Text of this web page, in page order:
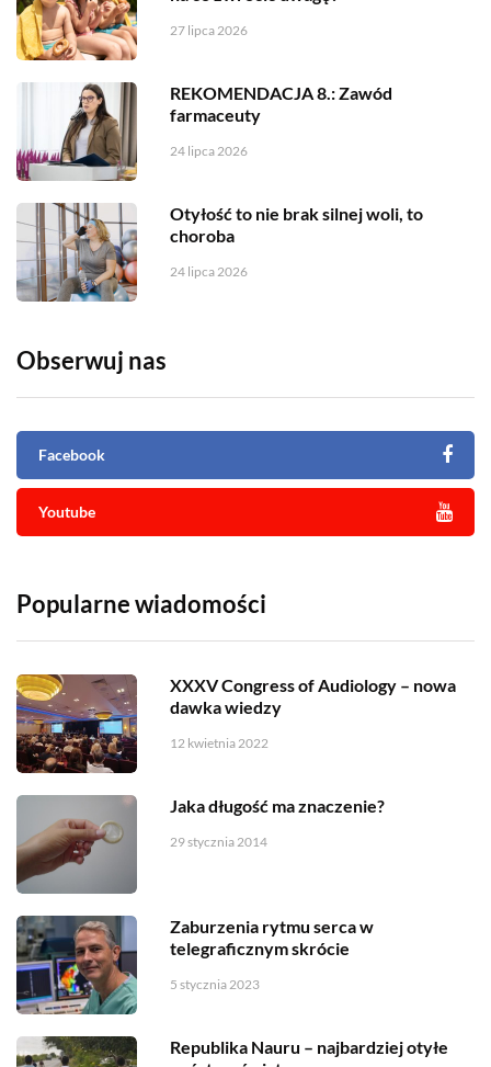
27 lipca 2026
REKOMENDACJA 8.: Zawód
farmaceuty
24 lipca 2026
Otyłość to nie brak silnej woli, to
choroba
24 lipca 2026
Obserwuj nas
Facebook
Youtube
Popularne wiadomości
XXXV Congress of Audiology – nowa
dawka wiedzy
12 kwietnia 2022
Jaka długość ma znaczenie?
29 stycznia 2014
Zaburzenia rytmu serca w
telegraficznym skrócie
5 stycznia 2023
Republika Nauru – najbardziej otyłe